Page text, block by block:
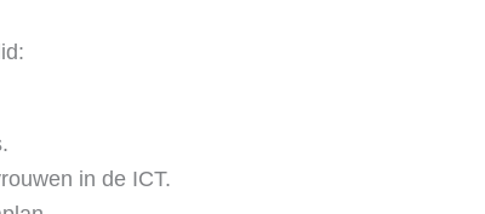
in de ICT.